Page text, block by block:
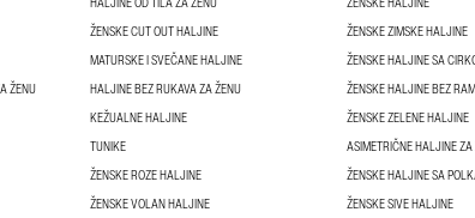
ŽENSKE CUT OUT HALJINE
ŽENSKE ZIMSKE HALJINE
MATURSKE I SVEČANE HALJINE
ŽENSKE HALJINE SA
ŽENU
HALJINE BEZ RUKAVA ZA ŽENU
ŽENSKE HALJINE BEZ
KEŽUALNE HALJINE
ŽENSKE ZELENE HALJINE
TUNIKE
ASIMETRIČNE HALJINE
ŽENSKE ROZE HALJINE
ŽENSKE HALJINE SA
ŽENSKE VOLAN HALJINE
ŽENSKE SIVE HALJINE